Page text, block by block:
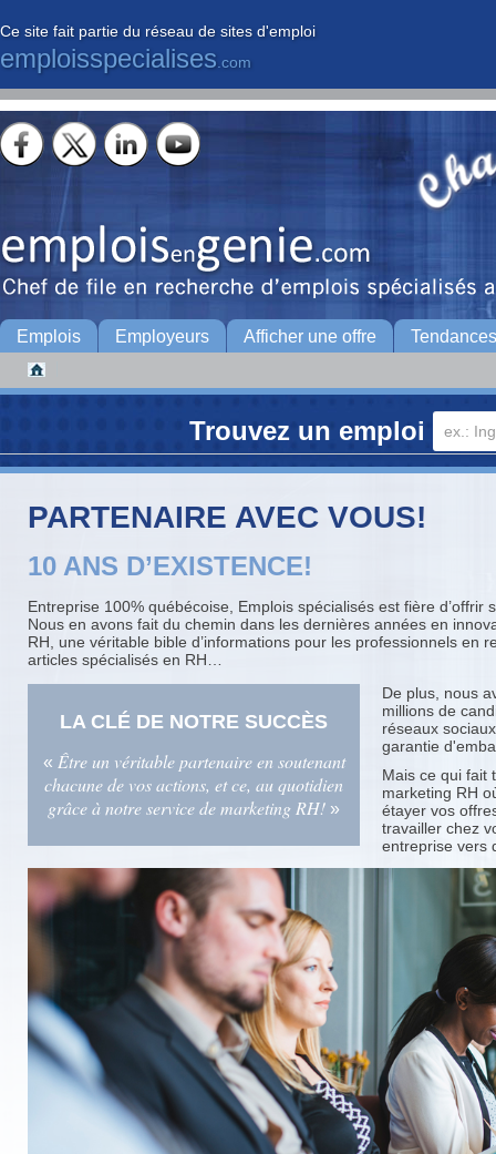
Ce site fait partie du réseau de sites d'emploi
emploisspecialises .com
Emplois Employeurs Afficher une offre Tendances
Trouvez un emploi
PARTENAIRE AVEC VOUS!
10 ANS D’EXISTENCE!
Entreprise 100% québécoise, Emplois spécialisés est fière
Nous en avons fait du chemin dans les dernières années en
RH, une véritable bible d’informations pour les professionnels en
articles spécialisés en RH…
LA CLÉ DE NOTRE SUCCÈS
« Être un véritable partenaire en soutenant
chacune de vos actions, et ce, au quotidien
grâce à notre service de marketing RH! »
De plus, nous
millions de
réseaux
garantie
Mais ce qui fait
marketing RH
étayer vos
travailler chez
entreprise vers